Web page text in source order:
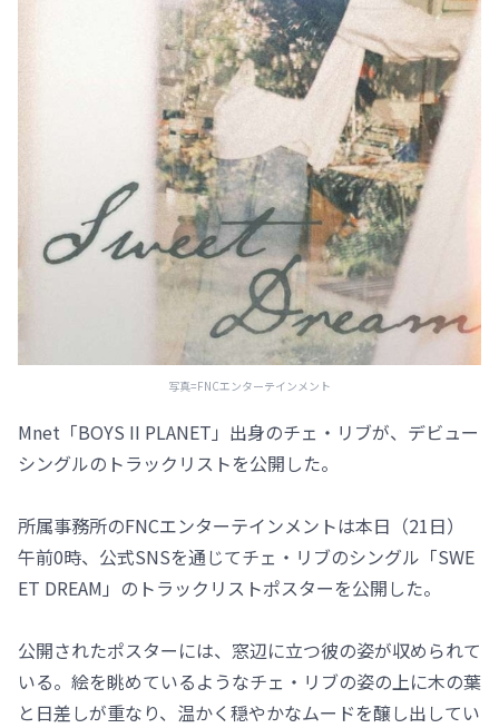
写真=FNCエンターテインメント
Mnet「BOYS II PLANET」出身のチェ・リブが、デビュー
シングルのトラックリストを公開した。
所属事務所のFNCエンターテインメントは本日（21日）
午前0時、公式SNSを通じてチェ・リブのシングル「SWE
ET DREAM」のトラックリストポスターを公開した。
公開されたポスターには、窓辺に立つ彼の姿が収められて
いる。絵を眺めているようなチェ・リブの姿の上に木の葉
と日差しが重なり、温かく穏やかなムードを醸し出してい